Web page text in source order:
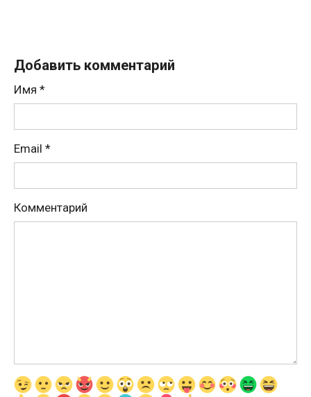
Добавить комментарий
Имя *
Email *
Комментарий